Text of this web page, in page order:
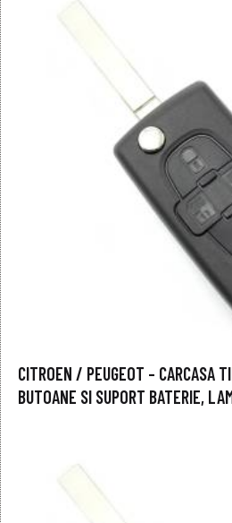
CITROEN / PEUGEOT – CARCASA
BUTOANE SI SUPORT BATERIE,